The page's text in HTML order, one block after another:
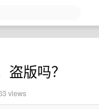
版吗？
views